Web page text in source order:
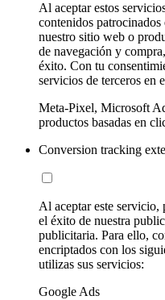
Al aceptar estos
contenidos patrocinados
nuestro sitio web o
de navegación y
éxito. Con tu
servicios de terceros en
Meta-Pixel, Microsoft
productos basadas en
Conversion tracking
Al aceptar este servicio,
el éxito de nuestra
publicitaria. Para ello,
encriptados con los
utilizas sus servicios:
Google Ads